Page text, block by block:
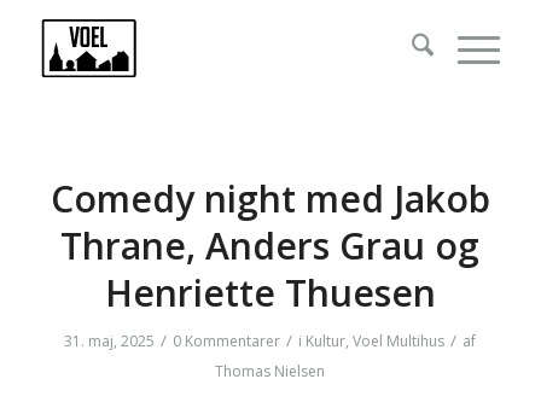
Comedy night med Jakob
Thrane, Anders Grau og
Henriette Thuesen
31. maj, 2025 / 0 Kommentarer / i Kultur,Voel Multihus / af
Thomas Nielsen